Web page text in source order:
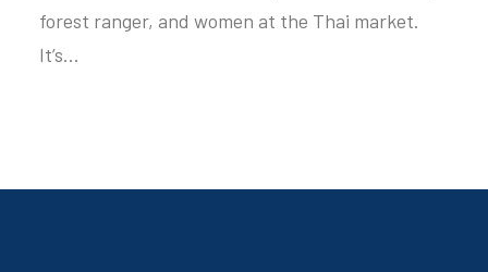
forest ranger, and women at the Thai market.
It’s…